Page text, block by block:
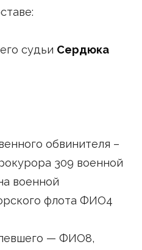
судьи Сердюка
обвинителя –
309 военной
военной
флота ФИО4
— ФИО8,